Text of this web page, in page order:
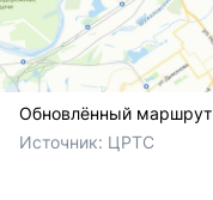
Обновлённый
Источник: ЦРТС